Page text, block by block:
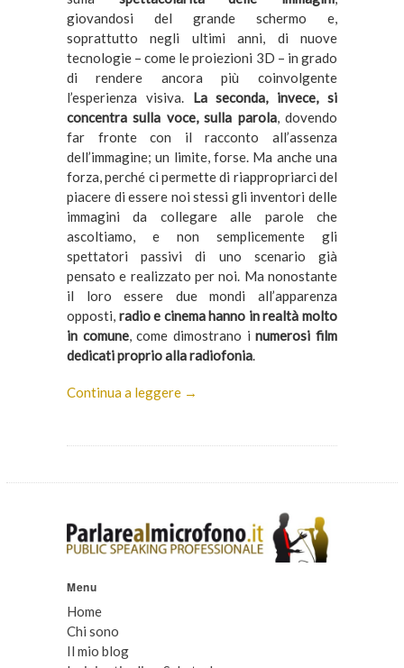
giovandosi del grande schermo e,
soprattutto negli ultimi anni, di nuove
tecnologie – come le proiezioni 3D – in grado
di rendere ancora più coinvolgente
l’esperienza visiva. La seconda, invece, si
concentra sulla voce, sulla parola, dovendo
far fronte con il racconto all’assenza
dell’immagine; un limite, forse. Ma anche una
forza, perché ci permette di riappropriarci del
piacere di essere noi stessi gli inventori delle
immagini da collegare alle parole che
ascoltiamo, e non semplicemente gli
spettatori passivi di uno scenario già
pensato e realizzato per noi. Ma nonostante
il loro essere due mondi all’apparenza
opposti, radio e cinema hanno in realtà molto
in comune, come dimostrano inumerosi film
dedicati proprio alla radiofonia.
Continua a leggere →
Menu
Home
Chi sono
Il mio blog